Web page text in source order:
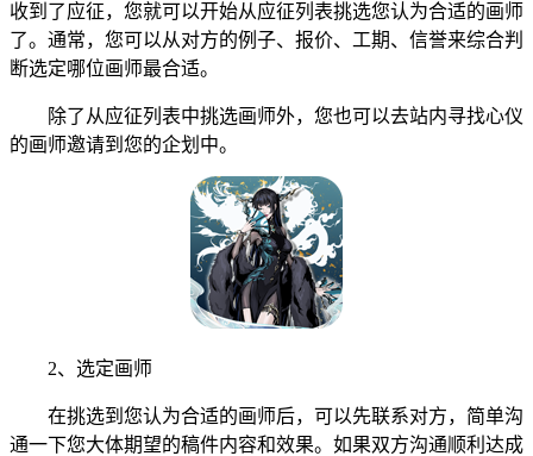
收到了应征，您就可以开始从应征列表挑选您认为合适的画师
了。通常，您可以从对方的例子、报价、工期、信誉来综合判
断选定哪位画师最合适。
除了从应征列表中挑选画师外，您也可以去站内寻找心仪
的画师邀请到您的企划中。
2、选定画师
在挑选到您认为合适的画师后，可以先联系对方，简单沟
通一下您大体期望的稿件内容和效果。如果双方沟通顺利达成